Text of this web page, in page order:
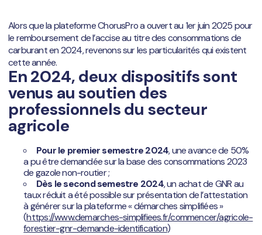
Alors que la plateforme ChorusPro a ouvert au 1er juin 2025 pour
le remboursement de l’accise au titre des consommations de
carburant en 2024, revenons sur les particularités qui existent
cette année.
En 2024, deux dispositifs sont
venus au soutien des
professionnels du secteur
agricole
Pour le premier semestre 2024, une avance de 50%
a pu être demandée sur la base des consommations 2023
de gazole non-routier ;
Dès le second semestre 2024, un achat de GNR au
taux réduit a été possible sur présentation de l’attestation
à générer sur la plateforme « démarches simplifiées »
(https://www.demarches-simplifiees.fr/commencer/agricole-
forestier-gnr-demande-identification)